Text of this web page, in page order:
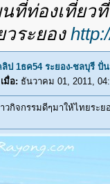
ที่ท่องเที่ยว
วระยอง
ป 1ธค54 ระยอง-ชลบุรี ปั่
มื่อ: ธันวาคม 01, 2011,
กิจกรรมดีๆมาให้ไทยระย